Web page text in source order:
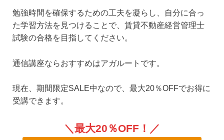
勉強時間を確保するための工夫を凝らし、自分に合っ
た学習方法を見つけることで、賃貸不動産経営管理士
試験の合格を目指してください。
通信講座ならおすすめはアガルートです。
現在、期間限定SALE中なので、最大20％OFFでお得に
受講できます。
最大20％OFF！